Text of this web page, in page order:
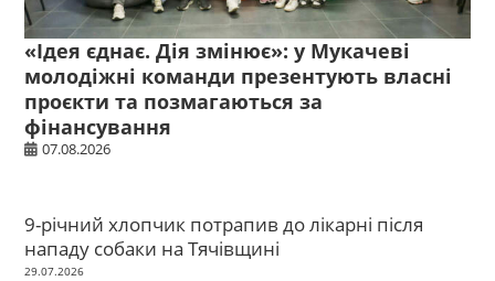
«Ідея єднає. Дія змінює»: у Мукачеві
молодіжні команди презентують власні
проєкти та позмагаються за
фінансування
07.08.2026
9-річний хлопчик потрапив до лікарні після
нападу собаки на Тячівщині
29.07.2026